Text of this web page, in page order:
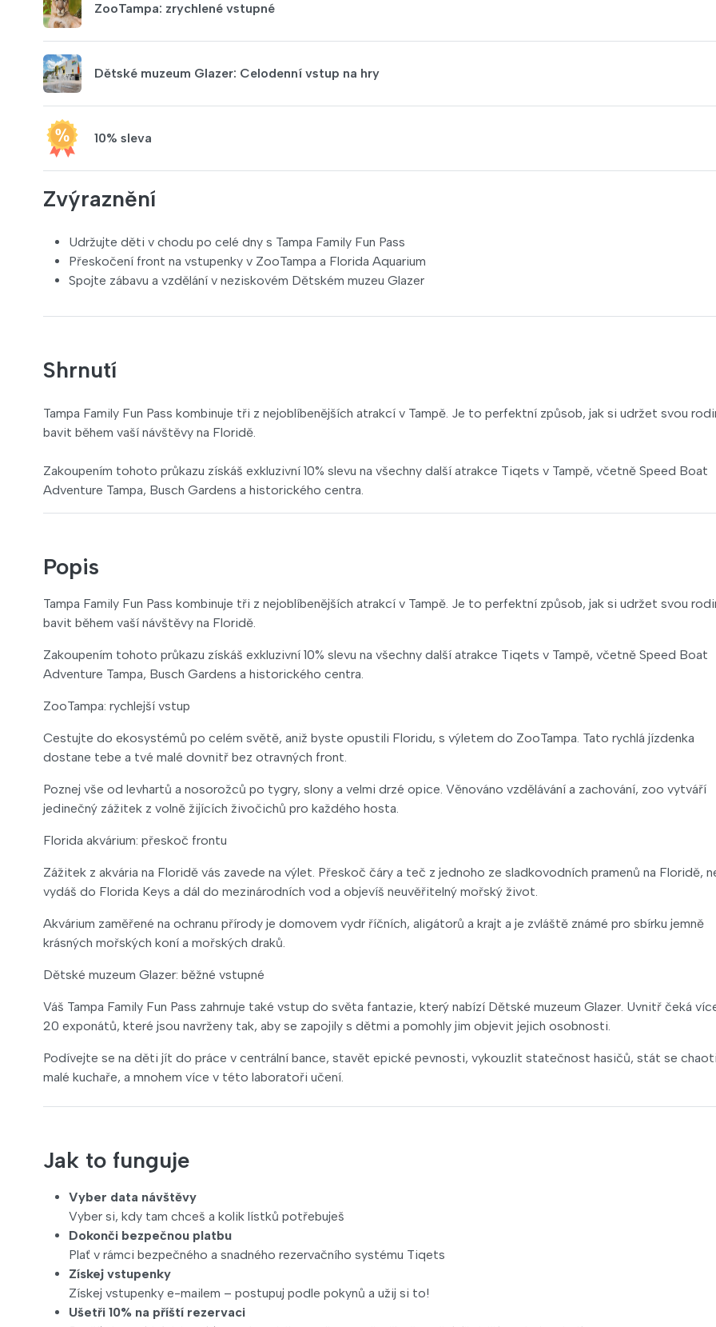
ZooTampa: zrychlené vstupné
Dětské muzeum Glazer: Celodenní vstup na hry
10% sleva
Zvýraznění
Udržujte děti v chodu po celé dny s Tampa Family Fun Pass
Přeskočení front na vstupenky v ZooTampa a Florida Aquarium
Spojte zábavu a vzdělání v neziskovém Dětském muzeu Glazer
Shrnutí
Tampa Family Fun Pass kombinuje tři z nejoblíbenějších atrakcí v Tampě. Je to perfektní způsob, jak si udržet svou
bavit během vaší návštěvy na Floridě.
Zakoupením tohoto průkazu získáš exkluzivní 10% slevu na všechny další atrakce Tiqets v Tampě, včetně Speed Boat
Adventure Tampa, Busch Gardens a historického centra.
Popis
Tampa Family Fun Pass kombinuje tři z nejoblíbenějších atrakcí v Tampě. Je to perfektní způsob, jak si udržet svou
bavit během vaší návštěvy na Floridě.
Zakoupením tohoto průkazu získáš exkluzivní 10% slevu na všechny další atrakce Tiqets v Tampě, včetně Speed Boat
Adventure Tampa, Busch Gardens a historického centra.
ZooTampa: rychlejší vstup
Cestujte do ekosystémů po celém světě, aniž byste opustili Floridu, s výletem do ZooTampa. Tato rychlá jízdenka
dostane tebe a tvé malé dovnitř bez otravných front.
Poznej vše od levhartů a nosorožců po tygry, slony a velmi drzé opice. Věnováno vzdělávání a zachování, zoo vytváří
jedinečný zážitek z volně žijících živočichů pro každého hosta.
Florida akvárium: přeskoč frontu
Zážitek z akvária na Floridě vás zavede na výlet. Přeskoč čáry a teč z jednoho ze sladkovodních pramenů na Floridě,
vydáš do Florida Keys a dál do mezinárodních vod a objevíš neuvěřitelný mořský život.
Akvárium zaměřené na ochranu přírody je domovem vydr říčních, aligátorů a krajt a je zvláště známé pro sbírku jemně
krásných mořských koní a mořských draků.
Dětské muzeum Glazer: běžné vstupné
Váš Tampa Family Fun Pass zahrnuje také vstup do světa fantazie, který nabízí Dětské muzeum Glazer. Uvnitř čeká
20 exponátů, které jsou navrženy tak, aby se zapojily s dětmi a pomohly jim objevit jejich osobnosti.
Podívejte se na děti jít do práce v centrální bance, stavět epické pevnosti, vykouzlit statečnost hasičů, stát se
malé kuchaře, a mnohem více v této laboratoři učení.
Jak to funguje
Vyber data návštěvy
Vyber si, kdy tam chceš a kolik lístků potřebuješ
Dokonči bezpečnou platbu
Plať v rámci bezpečného a snadného rezervačního systému Tiqets
Získej vstupenky
Získej vstupenky e-mailem – postupuj podle pokynů a užij si to!
Ušetři 10% na příští rezervaci